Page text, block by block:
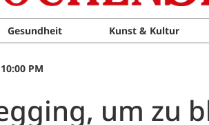
Gesundheit Kunst & Kultur
PM
um zu